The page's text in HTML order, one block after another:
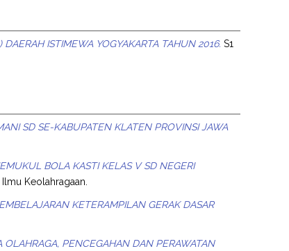
ISTIMEWA YOGYAKARTA TAHUN 2016. S1
SD SE-KABUPATEN KLATEN PROVINSI JAWA
BOLA KASTI KELAS V SD NEGERI
Keolahragaan.
KETERAMPILAN GERAK DASAR
PENCEGAHAN DAN PERAWATAN